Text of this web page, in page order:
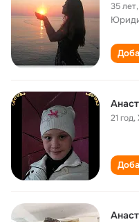
35 лет,
21 год,